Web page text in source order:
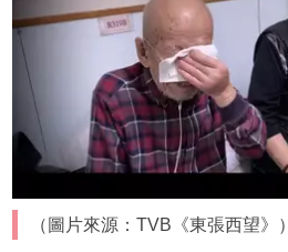
（圖片來源：TVB《東張西望》）